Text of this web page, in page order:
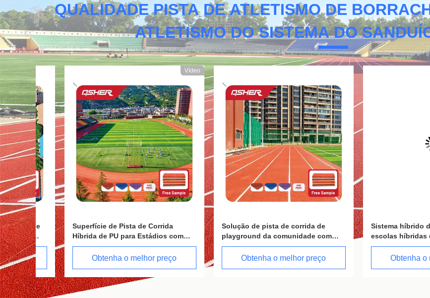
QUALIDADE PISTA DE ATLETISMO DE
ATLETISMO DO SISTEMA DO
de
e
Superfície de Pista de Corrida
Híbrida de PU para Estádios com
Construção de Borracha de PU
Multicamadas para Centros de
Treinamento Profissional, Áreas de
Apoio a Estádios e Construtoras
Obtenha o melhor preço
Solução de pista de corrida de
playground da comunidade com
construção baseada em projetos
para projetos esportivos do
governo Parques de bairro e centros
Obtenha o melhor preço
Sistema híbrido de
escolas híbridas de
e projetos esportivos
Obtenha o melhor